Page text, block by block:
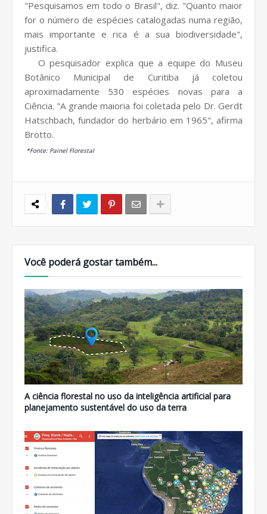
"Pesquisamos em todo o Brasil", diz. "Quanto maior
for o número de espécies catalogadas numa região,
mais importante e rica é a sua biodiversidade",
justifica.
O pesquisador explica que a equipe do Museu
Botânico Municipal de Curitiba já coletou
aproximadamente 530 espécies novas para a
Ciência. "A grande maioria foi coletada pelo Dr. Gerdt
Hatschbach, fundador do herbário em 1965", afirma
Brotto.
*Fonte: Painel Florestal
Você poderá gostar também...
A ciência florestal no uso da inteligência artificial para
planejamento sustentável do uso da terra